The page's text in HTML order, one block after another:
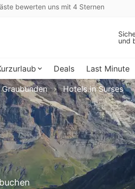
bewerten uns mit 4 Sternen
und
Deals Last Minute
Hotels in Surses